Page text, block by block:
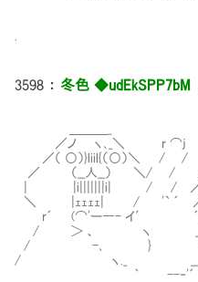
3598 ： 冬色 ◆udEkSPP7bM
／ノ ヽ､_＼ r ⌒j
／（ ○）}liil{（○）＼ / /
／ （__人__） ＼/ /
| |i|||||||i| / / ／
＼ |ｪｪｪｪ| / '`
r´ (⌒'ー―- イ′ ´
/ ＞ 、 ヽ _ ￣
/ -､ } ( ￣
/ ヽ._ __
｀ --‐'´ ｀ﾞ'